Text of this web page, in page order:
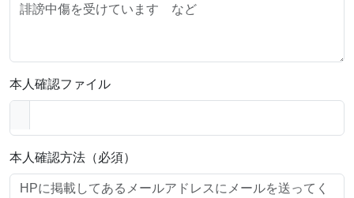
本人確認ファイル
本人確認方法（必須）